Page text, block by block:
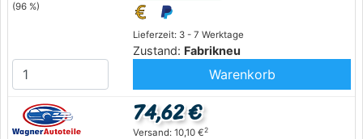
(96 %)
Lieferzeit: 3 - 7 Werktage
Zustand: Fabrikneu
Warenkorb
74,62 €
Versand: 10,10 €2